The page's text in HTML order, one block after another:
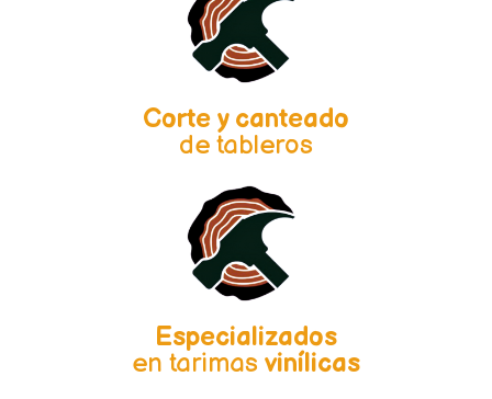
Corte y canteado
de tableros
Especializados
en tarimas vinílicas